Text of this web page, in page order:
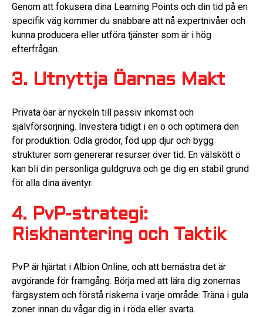
Genom att fokusera dina Learning Points och din tid på en
specifik väg kommer du snabbare att nå expertnivåer och
kunna producera eller utföra tjänster som är i hög
efterfrågan.
3. Utnyttja Öarnas Makt
Privata öar är nyckeln till passiv inkomst och
självförsörjning. Investera tidigt i en ö och optimera den
för produktion. Odla grödor, föd upp djur och bygg
strukturer som genererar resurser över tid. En välskött ö
kan bli din personliga guldgruva och ge dig en stabil grund
för alla dina äventyr.
4. PvP-strategi:
Riskhantering och Taktik
PvP är hjärtat i Albion Online, och att bemästra det är
avgörande för framgång. Börja med att lära dig zonernas
färgsystem och förstå riskerna i varje område. Träna i gula
zoner innan du vågar dig in i röda eller svarta.